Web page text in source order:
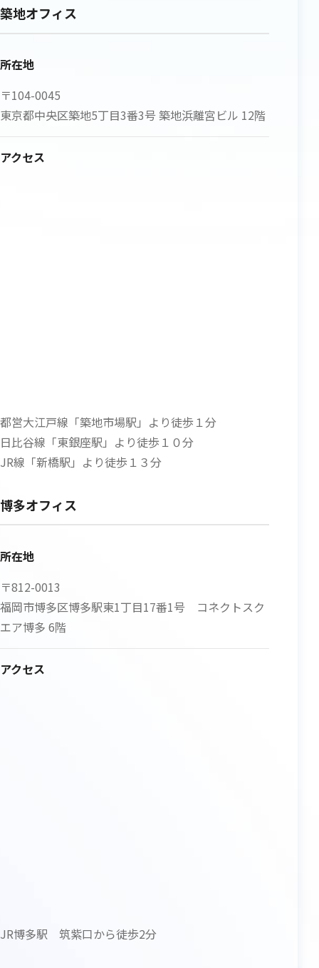
築地オフィス
所在地
〒104-0045
東京都中央区築地5丁目3番3号 築地浜離宮ビル 12階
アクセス
都営大江戸線「築地市場駅」より徒歩１分
日比谷線「東銀座駅」より徒歩１０分
JR線「新橋駅」より徒歩１３分
博多オフィス
所在地
〒812-0013
福岡市博多区博多駅東1丁目17番1号 コネクトスク
エア博多 6階
アクセス
JR博多駅 筑紫口から徒歩2分